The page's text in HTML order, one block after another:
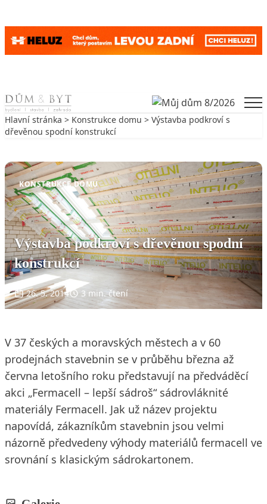
Skip to content
Hlavní stránka > Konstrukce domu > Výstavba podkroví s
dřevěnou spodní konstrukcí
KONSTRUKCE DOMU
Výstavba podkroví s dřevěnou spodní
konstrukcí
26. 5. 2014 3 min. čtení
V 37 českých a moravských městech a v 60
prodejnách stavebnin se v průběhu března až
června letošního roku představují na předváděcí
akci „Fermacell – lepší sádroš“ sádrovláknité
materiály Fermacell. Jak už název projektu
napovídá, zákazníkům stavebnin jsou velmi
názorně předvedeny výhody materiálů fermacell ve
srovnání s klasickým sádrokartonem.